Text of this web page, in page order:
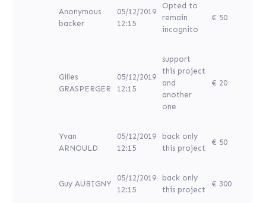
Anonymous
backer
05/12/2019
12:15
Opted to
remain
incognito
€ 50
Gilles
GRASPERGER
05/12/2019
12:15
support
this project
and
another
one
€ 20
Yvan
ARNOULD
05/12/2019
12:15
back only
this project
€ 50
Guy AUBIGNY
05/12/2019
12:15
back only
this project
€ 300